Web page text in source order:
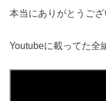
本当にありがとうござ
Youtubeに載ってた全